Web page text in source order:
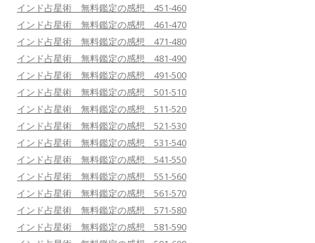
インド占星術 無料鑑定の感想 451-460
インド占星術 無料鑑定の感想 461-470
インド占星術 無料鑑定の感想 471-480
インド占星術 無料鑑定の感想 481-490
インド占星術 無料鑑定の感想 491-500
インド占星術 無料鑑定の感想 501-510
インド占星術 無料鑑定の感想 511-520
インド占星術 無料鑑定の感想 521-530
インド占星術 無料鑑定の感想 531-540
インド占星術 無料鑑定の感想 541-550
インド占星術 無料鑑定の感想 551-560
インド占星術 無料鑑定の感想 561-570
インド占星術 無料鑑定の感想 571-580
インド占星術 無料鑑定の感想 581-590